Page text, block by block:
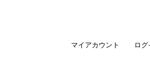
マイアカウント ロ